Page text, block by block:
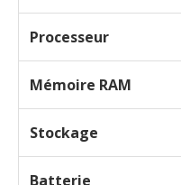
Processeur
Mémoire RAM
Stockage
Batterie